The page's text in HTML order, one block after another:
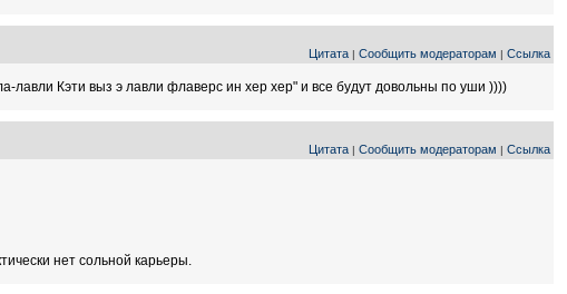
Цитата | Сообщить модераторам | Ссылка
лавли Кэти выз э лавли флаверс ин хер хер" и все будут довольны по уши ))))
Цитата | Сообщить модераторам | Ссылка
нет сольной карьеры.